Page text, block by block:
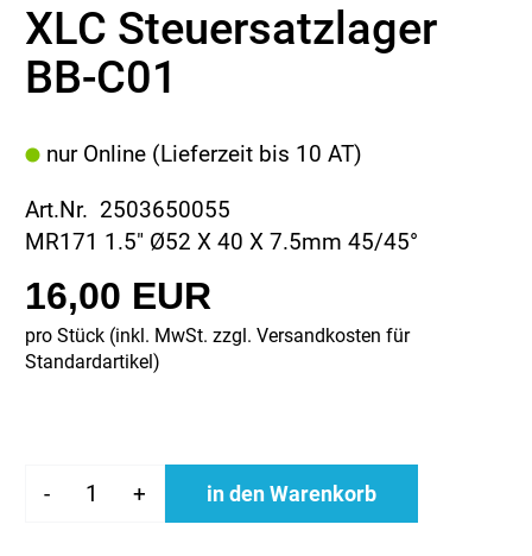
XLC Steuersatzlager
BB-C01
nur Online (Lieferzeit bis 10 AT)
Art.Nr. 2503650055
MR171 1.5" Ø52 X 40 X 7.5mm 45/45°
16,00 EUR
pro Stück (inkl. MwSt. zzgl. Versandkosten für
Standardartikel)
- + in den Warenkorb